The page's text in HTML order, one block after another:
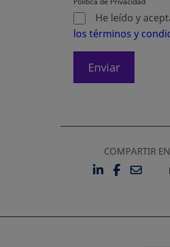
He leído y
los términos y
Enviar
COMPARTIR EN
LINKEDIN
SE ABRE
SE